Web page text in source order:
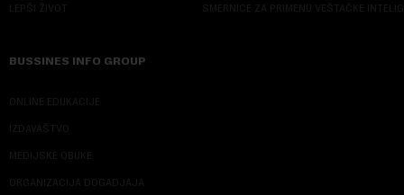
LEPŠI ŽIVOT SMERNICE ZA PRIMENU VEŠTAČKE
BUSSINES INFO GROUP
ONLINE EDUKACIJE
IZDAVAŠTVO
MEDIJSKE OBUKE
ORGANIZACIJA DOGADJAJA